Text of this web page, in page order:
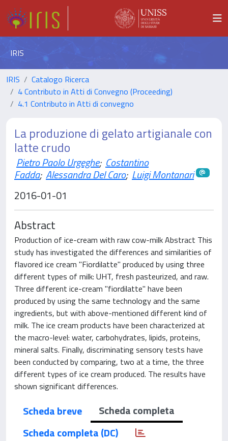
IRIS
IRIS
Catalogo Ricerca
4 Contributo in Atti di Convegno (Proceeding)
4.1 Contributo in Atti di convegno
La produzione di gelato artigianale con
latte crudo
Pietro Paolo Urgeghe; Costantino
Fadda; Alessandra Del Caro; Luigi Montanari
2016-01-01
Abstract
Production of ice-cream with raw cow-milk Abstract This
study has investigated the differences and similarities of
flavored ice cream "Fiordilatte" produced by using three
different types of milk: UHT, fresh pasteurized, and raw.
Three different ice-cream "fiordilatte" have been
produced by using the same technology and the same
ingredients, but with above-mentioned different kind of
milk. The ice cream products have been characterized at
the macro-level: water, carbohydrates, lipids, proteins,
mineral salts. Finally, discriminating sensory tests have
been conducted by comparing, two at a time, the three
different types of ice cream produced. The results have
shown significant differences.
Scheda breve
Scheda completa
Scheda completa (DC)